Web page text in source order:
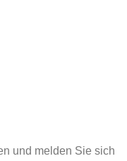
und melden Sie sich